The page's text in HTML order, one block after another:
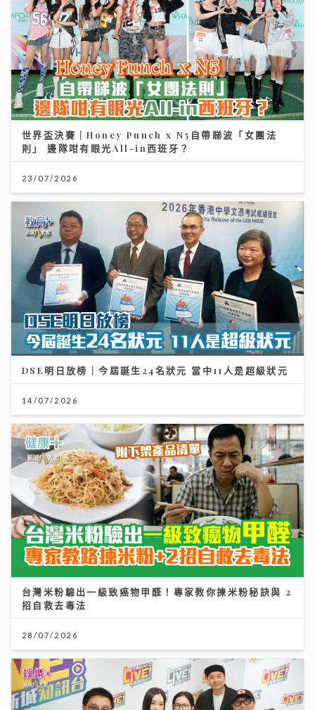
世界盃決賽｜Honey Punch x N5自帶睇波「女團法
則」 邊隊咁有眼光All-in西班牙？
23/07/2026
DSE明日放榜｜今屆誕生24名狀元 當中11人是超級狀元
14/07/2026
台灣米粉驗出一級致癌物甲醛！專家教你揀米粉秘訣與 2
招自救去毒法
28/07/2026